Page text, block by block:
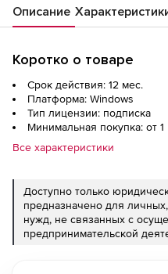
Описание
Коротко о товаре
Срок действия: 12 мес.
Платформа: Windows
Тип лицензии: подписка
Минимальная покупка: от 1
Все характеристики
Доступно только
предназначено для
нужд, не связанных с
предпринимательской